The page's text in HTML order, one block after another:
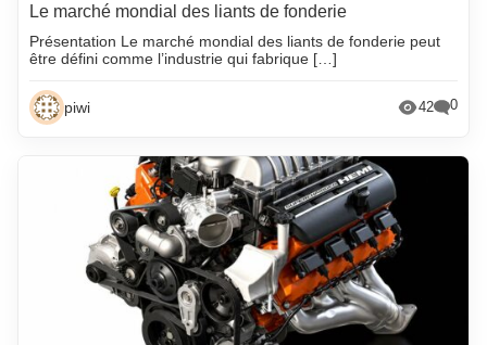
Le marché mondial des liants de fonderie
Présentation Le marché mondial des liants de fonderie peut
être défini comme l’industrie qui fabrique […]
piwi 42 0